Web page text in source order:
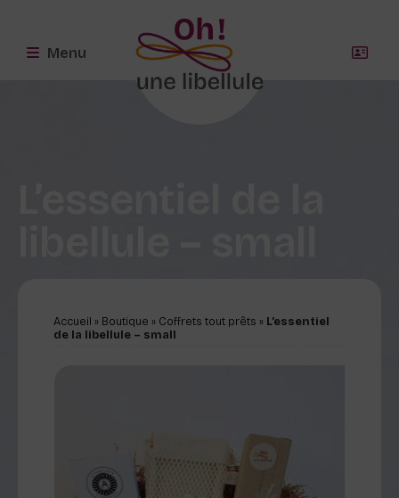
Menu
Accueil » Boutique » Coffrets tout prêts » L’essentiel
de la libellule – small